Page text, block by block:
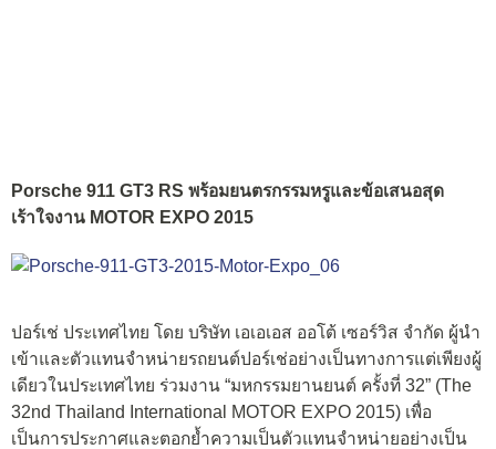
Porsche 911 GT3 RS พร้อมยนตรกรรมหรูและข้อเสนอสุด
เร้าใจงาน MOTOR EXPO 2015
ปอร์เช่ ประเทศไทย โดย บริษัท เอเอเอส ออโต้ เซอร์วิส จำกัด ผู้นำ
เข้าและตัวแทนจำหน่ายรถยนต์ปอร์เช่อย่างเป็นทางการแต่เพียงผู้
เดียวในประเทศไทย ร่วมงาน “มหกรรมยานยนต์ ครั้งที่ 32” (The
32nd Thailand International MOTOR EXPO 2015) เพื่อ
เป็นการประกาศและตอกย้ำความเป็นตัวแทนจำหน่ายอย่างเป็น